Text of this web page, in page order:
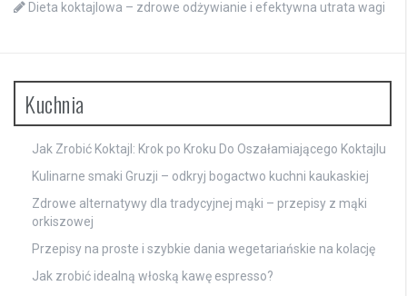
Dieta koktajlowa – zdrowe odżywianie i efektywna utrata wagi
Kuchnia
Jak Zrobić Koktajl: Krok po Kroku Do Oszałamiającego Koktajlu
Kulinarne smaki Gruzji – odkryj bogactwo kuchni kaukaskiej
Zdrowe alternatywy dla tradycyjnej mąki – przepisy z mąki
orkiszowej
Przepisy na proste i szybkie dania wegetariańskie na kolację
Jak zrobić idealną włoską kawę espresso?